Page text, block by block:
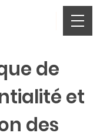
de
et
des